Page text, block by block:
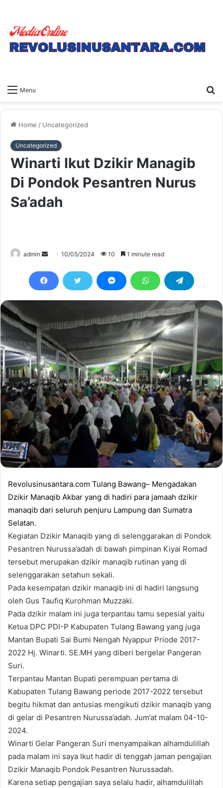
Menu
Home / Uncategorized
Uncategorized
Winarti Ikut Dzikir Managib
Di Pondok Pesantren Nurus
Sa’adah
admin
Send
email
10/05/2024 10 1 minute read
Revolusinusantara.com Tulang Bawang– Mengadakan
Dzikir Manaqib Akbar yang di hadiri para jamaah dzikir
manaqib dari seluruh penjuru Lampung dan Sumatra
Selatan.
Kegiatan Dzikir Manaqib yang di selenggarakan di Pondok
Pesantren Nurussa’adah di bawah pimpinan Kiyai Romad
tersebut merupakan dzikir manaqib rutinan yang di
selenggarakan setahun sekali.
Pada kesempatan dzikir manaqib ini di hadiri langsung
oleh Gus Taufiq Kurohman Muzzaki.
Pada dzikir malam ini juga terpantau tamu sepesial yaitu
Ketua DPC PDI-P Kabupaten Tulang Bawang yang juga
Mantan Bupati Sai Bumi Nengah Nyappur Priode 2017-
2022 Hj. Winarti. SE.MH yang diberi bergelar Pangeran
Suri.
Terpantau Mantan Bupati perempuan pertama di
Kabupaten Tulang Bawang periode 2017-2022 tersebut
begitu hikmat dan antusias mengikuti dzikir manaqib yang
di gelar di Pesantren Nurussa’adah. Jum’at malam 04-10-
2024.
Winarti Gelar Pangeran Suri menyampaikan alhamdulillah
pada malam ini saya Ikut hadir di tenggah jaman pengajian
Dzikir Manaqib Pondok Pesantren Nurussadah.
Karena setiap pengajian saya selalu hadir, alhamdulillah